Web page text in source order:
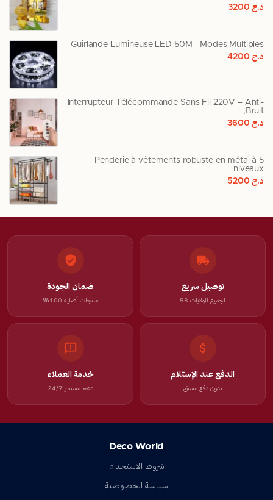
د.ج3200
Guirlande Lumineuse LED 50M - Modes Multiples
د.ج4200
Interrupteur Télécommande Sans Fil 220V – Anti-
Bruit,
د.ج3600
Penderie à vêtements robuste en métal à 5
niveaux
د.ج5200
توصيل سريع
لجميع الولايات 58
ضمان الجودة
منتجات أصلية 100%
الدفع عند الإستلام
بدون دفع مسبق
خدمة العملاء
دعم مستمر 24/7
Deco World
شروط الاستخدام
سياسة الخصوصية